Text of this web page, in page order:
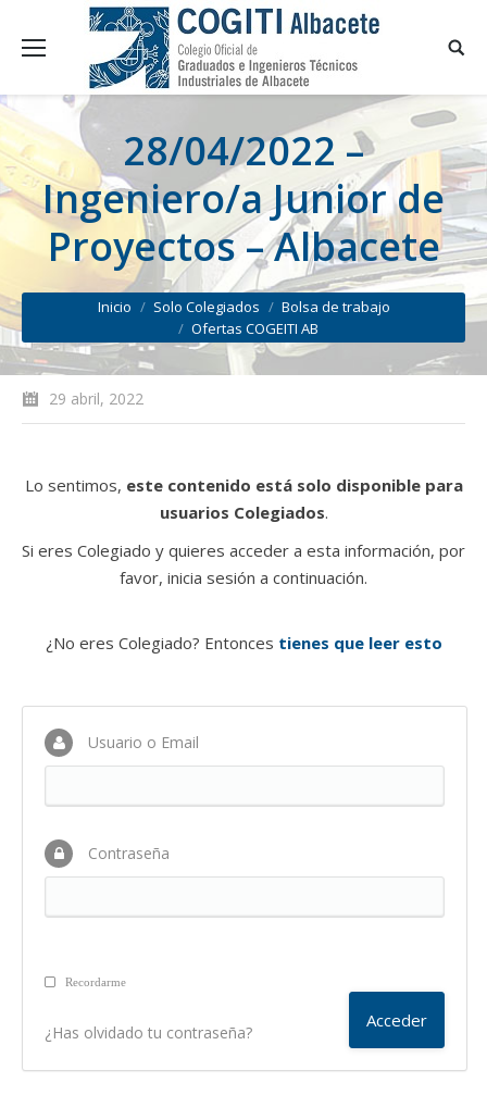
28/04/2022 –
Ingeniero/a Junior de
Proyectos – Albacete
You are here:
Inicio Solo Colegiados
Bolsa de trabajo
Ofertas COGEITI AB
29 abril, 2022
Lo sentimos, este contenido está solo disponible para
usuarios Colegiados.
Si eres Colegiado y quieres acceder a esta información, por
favor, inicia sesión a continuación.
¿No eres Colegiado? Entonces tienes que leer esto
Usuario o Email
Contraseña
Recordarme
¿Has olvidado tu contraseña?